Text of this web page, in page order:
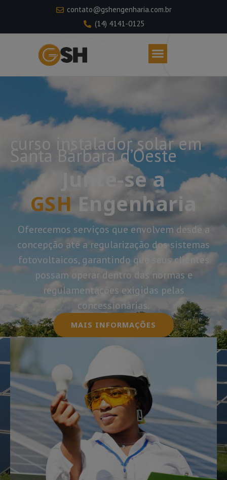
contato@gshengenharia.com.br
(14) 4141-0125
curso instalador solar em
Santa Bárbara d’Oeste
Junte-se a
GSH Engenharia
Oferecemos serviços que envolvem desde a
concepção até a regularização dos sistemas
fotovoltaicos, garantindo que seus clientes
possam operar dentro das normas e
regulamentações exigidas pelas
concessionárias.
MAIS INFORMAÇÕES